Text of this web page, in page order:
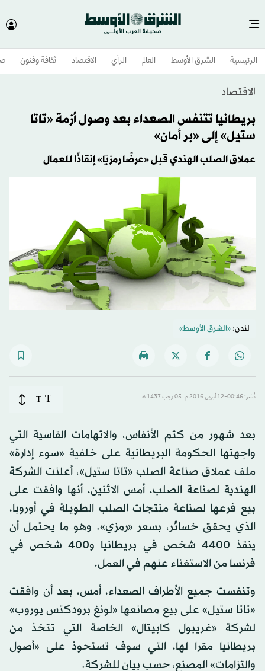
الرئيسية الشرق الأوسط​ العالم الرأي الاقتصاد ثقافة وفنون
الاقتصاد
بريطانيا تتنفس الصعداء بعد وصول أزمة «تاتا
ستيل» إلى «بر أمان»
عملاق الصلب الهندي قبل «عرضًا رمزيًا» إنقاذًا للعمال
لندن:«الشرق الأوسط»
نُشر: 00:46-12 أبريل 2016 م ـ 05 رَجب 1437 هـ T
T
بعد شهور من كتم الأنفاس، والاتهامات القاسية التي
واجهتها الحكومة البريطانية على خلفية «سوء إدارة»
ملف عملاق صناعة الصلب «تاتا ستيل»، أعلنت الشركة
الهندية لصناعة الصلب، أمس الاثنين، أنها وافقت على
بيع فرعها لصناعة منتجات الصلب الطويلة في أوروبا،
الذي يحقق خسائر، بسعر «رمزي». وهو ما يحتمل أن
ينقذ 4400 شخص في بريطانيا و400 شخص في
فرنسا من الاستغناء عنهم في العمل.
وتنفست جميع الأطراف الصعداء، أمس، بعد أن وافقت
«تاتا ستيل» على بيع مصانعها «لونغ برودكتس يوروب»
لشركة «غريبول كابيتال» الخاصة التي تتخذ من
بريطانيا مقرا لها، التي سوف تستحوذ على «أصول
والتزامات» المصنع، حسب بيان للشركة.